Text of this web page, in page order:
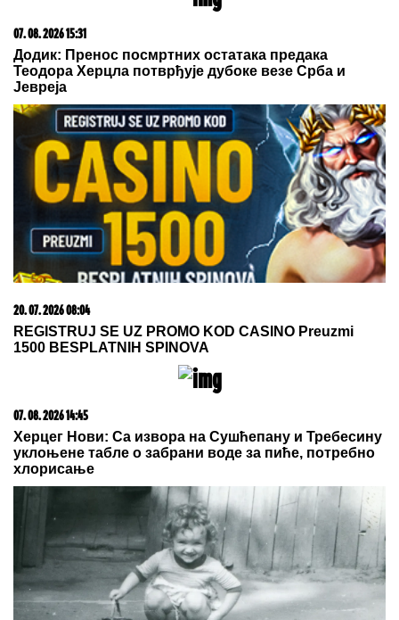
AJKULE OPKOLILE ANĐELU I
GASTOZAPokazali kako se provode
na Maldivima nakon POMIRENJA i
pred njen ulazak u "Elitu 10" -
komentari samo pljušte (VIDEO)
"SMETALI SU MU MOJI IZLASCI"
Radulović progovorila o razvodu od pevača Mirčeta
Radulovića
BORA SANTANA IMA OZBILJAN
BIZNIS ZA KOJI SE MALO ZNA
Pored rijalitija i voditeljstva novac
mu kaplje i od ovog posla: "Ljudi mi
dolaze svakodnevno"
(FOTO) DOK SVI BRUJE O
RAZVODU, SLOBA VASIĆ UHVAĆEN
SA STARLETOMIsplivala zajednička
fotografija, zajedno ispod šatora